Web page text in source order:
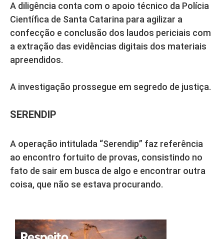
A diligência conta com o apoio técnico da Polícia
Científica de Santa Catarina para agilizar a
confecção e conclusão dos laudos periciais com
a extração das evidências digitais dos materiais
apreendidos.
A investigação prossegue em segredo de justiça.
SERENDIP
A operação intitulada “Serendip” faz referência
ao encontro fortuito de provas, consistindo no
fato de sair em busca de algo e encontrar outra
coisa, que não se estava procurando.